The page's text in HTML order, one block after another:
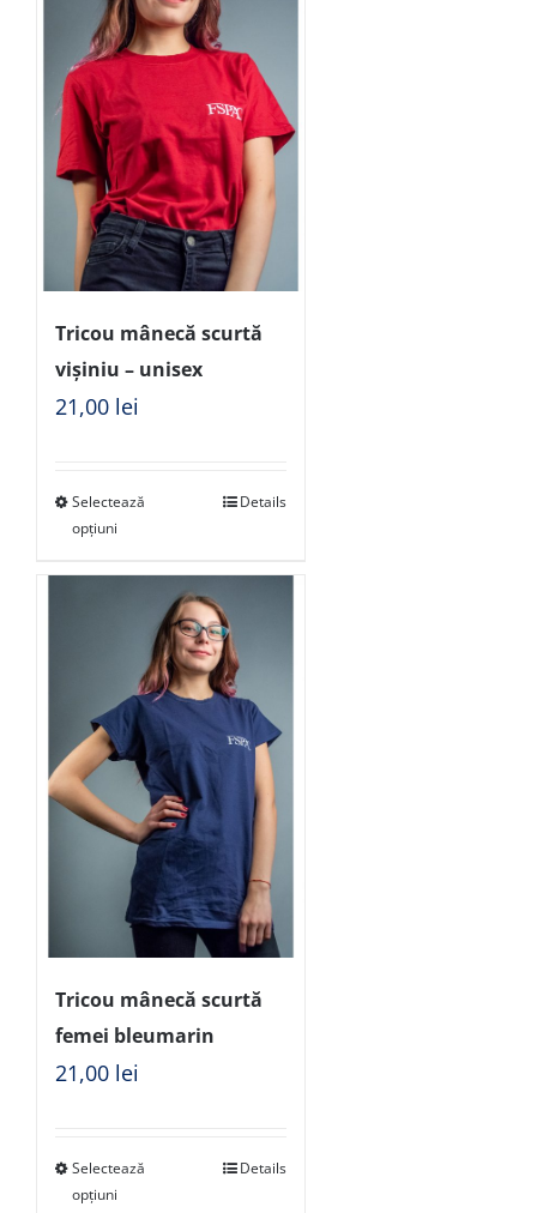
Tricou mânecă scurtă
vișiniu – unisex
21,00 lei
Selectează
opțiuni
Details
Tricou mânecă scurtă
femei bleumarin
21,00 lei
Selectează
opțiuni
Details